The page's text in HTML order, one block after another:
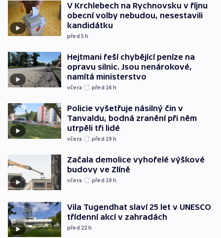
V Krchlebech na Rychnovsku v říjnu
obecní volby nebudou, nesestavili
kandidátku
před 5h
Hejtmani řeší chybějící peníze na
opravu silnic. Jsou nenárokové,
namítá ministerstvo
včera před 16 h
Policie vyšetřuje násilný čin v
Tanvaldu, bodná zranění při něm
utrpěli tři lidé
včera před 19 h
Začala demolice vyhořelé výškové
budovy ve Zlíně
včera před 19 h
Vila Tugendhat slaví 25 let v UNESCO
třídenní akcí v zahradách
před 22 h